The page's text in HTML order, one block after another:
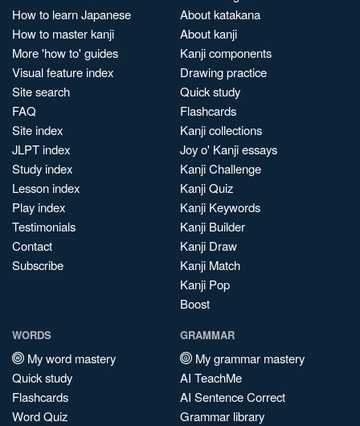
How to learn Japanese
How to master kanji
More 'how to' guides
Visual feature index
Site search
FAQ
Site index
JLPT index
Study index
Lesson index
Play index
Testimonials
Contact
Subscribe
About katakana
About kanji
Kanji components
Drawing practice
Quick study
Flashcards
Kanji collections
Joy o' Kanji essays
Kanji Challenge
Kanji Quiz
Kanji Keywords
Kanji Builder
Kanji Draw
Kanji Match
Kanji Pop
Boost
WORDS
My word mastery
Quick study
Flashcards
Word Quiz
GRAMMAR
My grammar mastery
AI TeachMe
AI Sentence Correct
Grammar library